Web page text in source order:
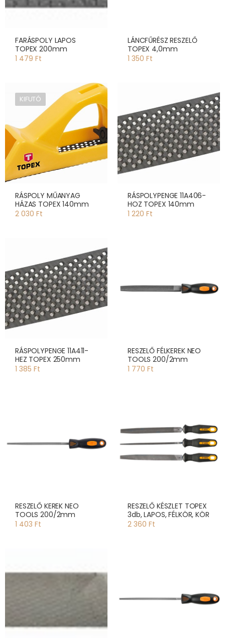
FARÁSPOLY LAPOS
TOPEX 200mm
1 479 Ft
LÁNCFŰRÉSZ RESZELŐ
TOPEX 4,0mm
1 350 Ft
KIFUTÓ
RÁSPOLY MŰANYAG
HÁZAS TOPEX 140mm
2 030 Ft
RÁSPOLYPENGE 11A406-
HOZ TOPEX 140mm
1 220 Ft
RÁSPOLYPENGE 11A411-
HEZ TOPEX 250mm
1 385 Ft
RESZELŐ FÉLKEREK NEO
TOOLS 200/2mm
1 770 Ft
RESZELŐ KEREK NEO
TOOLS 200/2mm
1 403 Ft
RESZELŐ KÉSZLET TOPEX
3db, LAPOS, FÉLKÖR, KÖR
2 360 Ft